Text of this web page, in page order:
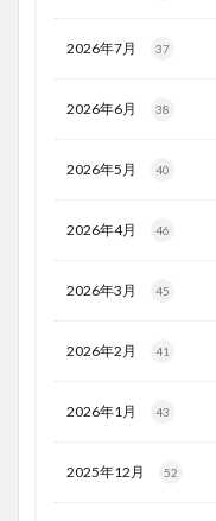
2026年7月 37
2026年6月 38
2026年5月 40
2026年4月 46
2026年3月 45
2026年2月 41
2026年1月 43
2025年12月 52